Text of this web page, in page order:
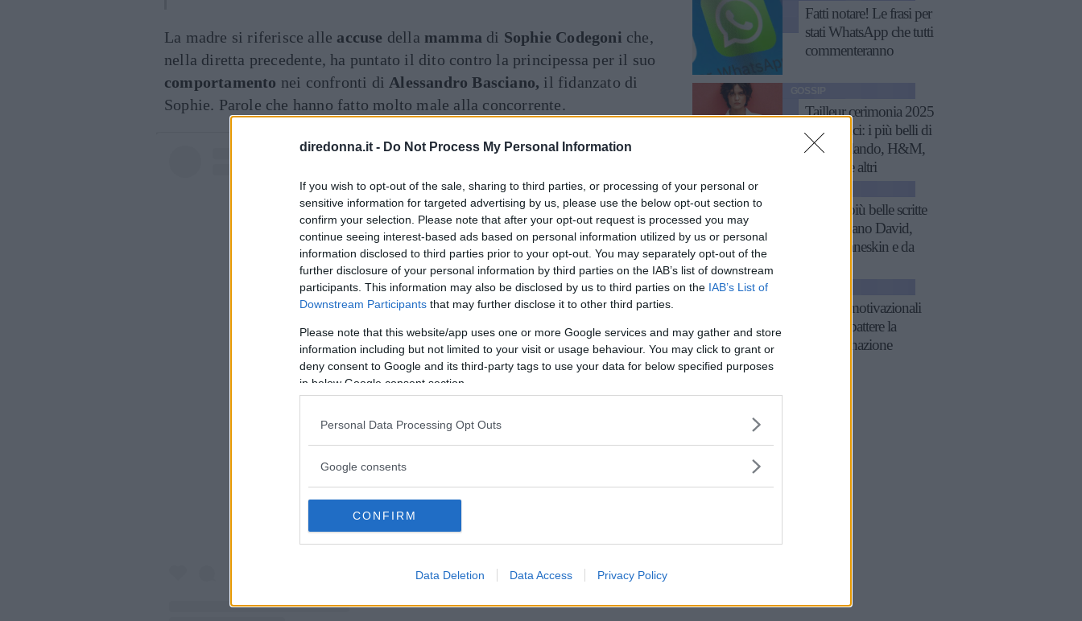
diredonna.it - Do Not Process My Personal Information
If you wish to opt-out of the sale, sharing to third parties, or processing of your personal or
sensitive information for targeted advertising by us, please use the below opt-out section to
confirm your selection. Please note that after your opt-out request is processed you may
continue seeing interest-based ads based on personal information utilized by us or personal
information disclosed to third parties prior to your opt-out. You may separately opt-out of the
further disclosure of your personal information by third parties on the IAB’s list of downstream
participants. This information may also be disclosed by us to third parties on the IAB’s List of
Downstream Participants that may further disclose it to other third parties.
Please note that this website/app uses one or more Google services and may gather and store
information including but not limited to your visit or usage behaviour. You may click to grant or
deny consent to Google and its third-party tags to use your data for below specified purposes
in below Google consent section.
Personal Data Processing Opt Outs
Google consents
CONFIRM
Data Deletion Data Access Privacy Policy
La madre si riferisce alle accuse della mamma di Sophie Codegoni che,
nella diretta precedente, ha puntato il dito contro la principessa per il suo
comportamento nei confronti di Alessandro Basciano, il fidanzato di
Sophie. Parole che hanno fatto molto male alla concorrente.
Visualizza questo post su Instagram
Fatti notare! Le frasi per
stati WhatsApp che tutti
commenteranno
Tailleur cerimonia 2025
economici: i più belli di
Zara, Zalando, H&M,
Mango e altri
Le frasi più belle scritte
da Damiano David,
con i Måneskin e da
26 frasi motivazionali
per combattere la
procrastinazione